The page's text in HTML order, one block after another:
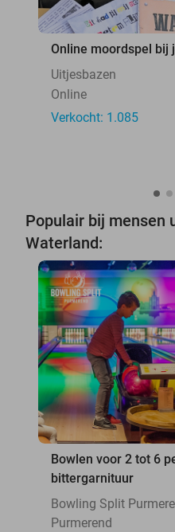
Online moordspel bij
Uitjesbazen
Online
Verkocht: 1.085
Populair bij mensen
Waterland:
Bowlen voor 2 tot 6
bittergarnituur
Bowling Split
Purmerend